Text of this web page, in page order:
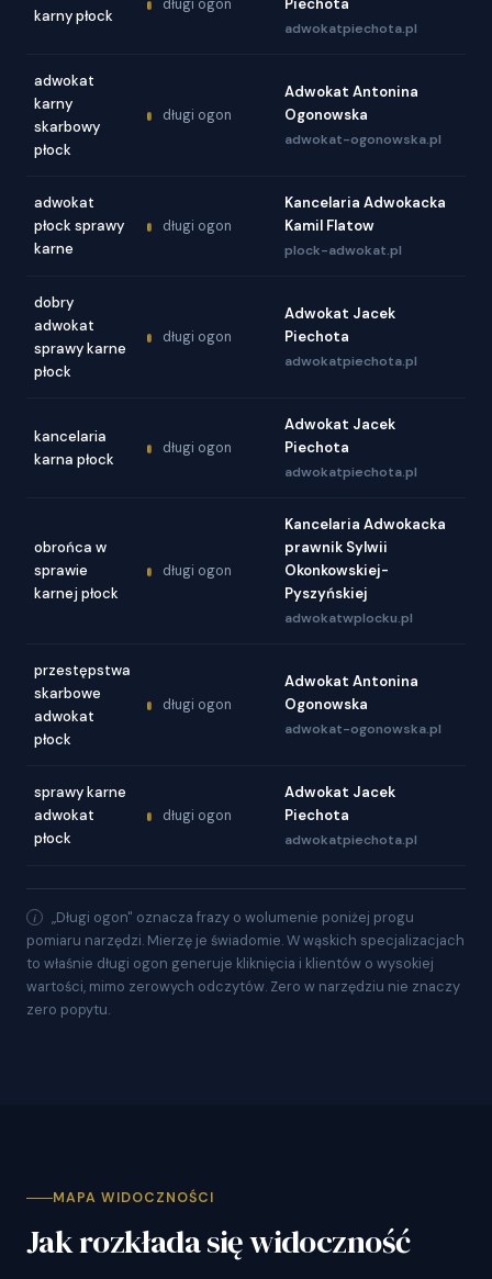
karny płock
długi ogon Piechota
adwokatpiechota.pl
adwokat
karny
skarbowy
płock
długi ogon
Adwokat Antonina
Ogonowska
adwokat-ogonowska.pl
adwokat
płock sprawy
karne
długi ogon
Kancelaria Adwokacka
Kamil Flatow
plock-adwokat.pl
dobry
adwokat
sprawy karne
płock
długi ogon
Adwokat Jacek
Piechota
adwokatpiechota.pl
kancelaria
karna płock
długi ogon
Adwokat Jacek
Piechota
adwokatpiechota.pl
obrońca w
sprawie
karnej płock
długi ogon
Kancelaria Adwokacka
prawnik Sylwii
Okonkowskiej-
Pyszyńskiej
adwokatwplocku.pl
przestępstwa
skarbowe
adwokat
płock
długi ogon
Adwokat Antonina
Ogonowska
adwokat-ogonowska.pl
sprawy karne
adwokat
płock
długi ogon
Adwokat Jacek
Piechota
adwokatpiechota.pl
„Długi ogon" oznacza frazy o wolumenie poniżej progu
pomiaru narzędzi. Mierzę je świadomie. W wąskich specjalizacjach
to właśnie długi ogon generuje kliknięcia i klientów o wysokiej
wartości, mimo zerowych odczytów. Zero w narzędziu nie znaczy
zero popytu.
MAPA WIDOCZNOŚCI
Jak rozkłada się widoczność